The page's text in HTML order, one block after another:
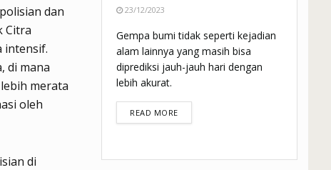
dan
Citra
intensif.
di mana
merata
oleh
di
23/12/2023
Gempa bumi tidak seperti kejadian
alam lainnya yang masih bisa
diprediksi jauh-jauh hari dengan
lebih akurat.
READ MOREDETAILS